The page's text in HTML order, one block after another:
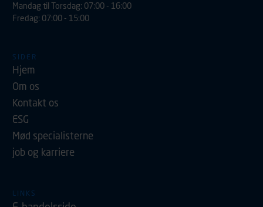
Mandag til Torsdag: 07:00 - 16:00
Fredag: 07:00 - 15:00
SIDER
Hjem
Om os
Kontakt os
ESG
Mød specialisterne
job og karriere
LINKS